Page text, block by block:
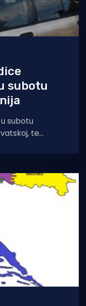
subotu
subotu
te